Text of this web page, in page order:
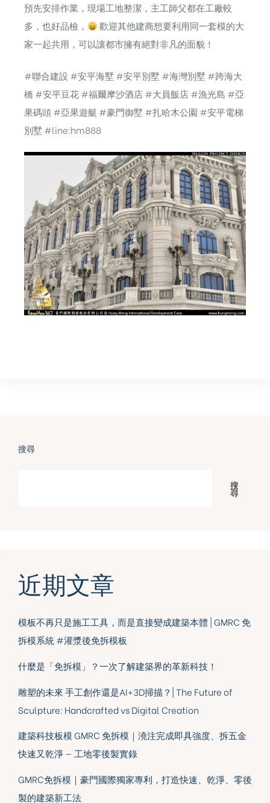
預先安排作業，現場工地整潔，主工師父都在工廠較
多，也好品檢，
歡迎其他建商想要利用同一套模的大
家一起共用，可以讓都市擁有絕對非凡的面貌！
#聯合建設 #安平海墅 #安平別墅 #海灣別墅 #跨海大
橋 #安平豆花#福爾摩沙酒店#大員飯店#漁光島 #亞
果碼頭#亞果遊艇 #豪門御墅 #扎哈木公園 #安平電梯
別墅 #line:hm888
搜尋
搜
尋
近期文章
模板不再只是施工工具，而是直接變成建築本體 | GMRC 免
拆模系統 #灌漿後免拆模板
什麼是「免拆模」？一次了解建築界的革新科技！
雕塑的未來 手工創作還是AI+3D掃描？| The Future of
Sculpture: Handcrafted vs Digital Creation
建築科技板模 GMRC 免拆模｜澆注完成即具強度、拆五金
快速又乾淨 — 工地零後製實錄
GMRC免拆模｜豪門國際獨家專利，打造快速、乾淨、零後
製的建築新工法